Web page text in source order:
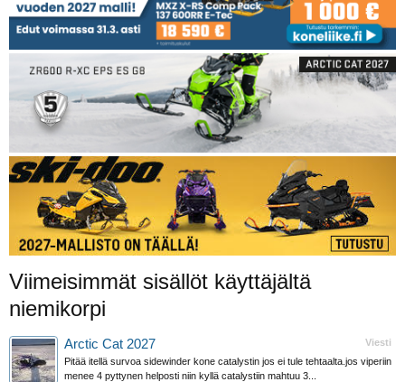
Viimeisimmät sisällöt käyttäjältä
niemikorpi
Viesti
Arctic Cat 2027
Pitää itellä survoa sidewinder kone catalystin jos ei tule tehtaalta.jos viperiin
menee 4 pyttynen helposti niin kyllä catalystiin mahtuu 3...